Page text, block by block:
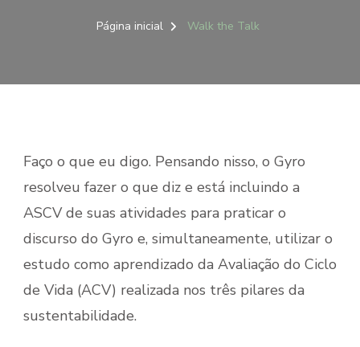
Página inicial Walk the Talk
Faço o que eu digo. Pensando nisso, o Gyro
resolveu fazer o que diz e está incluindo a
ASCV de suas atividades para praticar o
discurso do Gyro e, simultaneamente, utilizar o
estudo como aprendizado da Avaliação do Ciclo
de Vida (ACV) realizada nos três pilares da
sustentabilidade.